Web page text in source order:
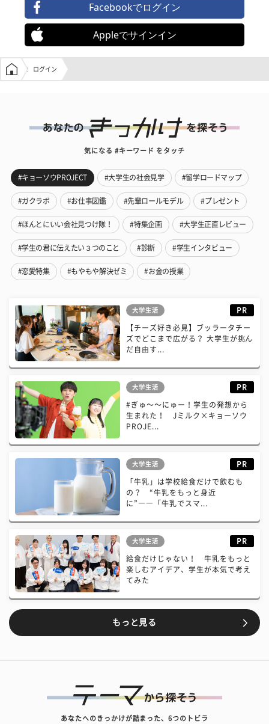
Facebookでログイン
Appleでサインイン
学生の窓口トップ
ログイン
気になる #キーワード をタッチ
#キョーソウPROJECT #大学生の社会見学 #留学ロードマップ
#ガクラボ #お仕事図鑑 #先輩ロールモデル #プレゼント
#ほんとにいい会社見つけ隊！ #特集企画 #大学生正直レビュー
#学生の君に伝えたい３つのこと #診断 #学生インタビュー
#恋愛特集 #もやもや解決ゼミ #お金の授業
大学生活 PR
【チーズ好き必見】ブッラータチー
ズでどこまで広がる？ 大学生が挑ん
だ自由す...
大学生活 PR
#ぎゅ〜〜にゅー！学生の発想から
生まれた！ Jミルク×キョーソウ
PROJE...
大学生活 PR
「牛乳」は学校給食だけで飲むも
の？ “牛乳をもっと身近
に”――「牛乳でスマ...
大学生活 PR
給食だけじゃない！ 牛乳をもっと
楽しむアイデア、学生が本気で考え
てみた
もっと見る
あなたへのきっかけが詰まった、6つのトビラ